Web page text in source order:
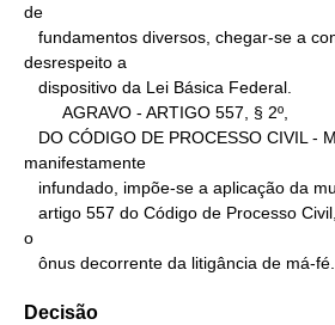
de
desrespeito a
manifestamente
o
   ônus decorrente da litigância de má-fé.
Decisão